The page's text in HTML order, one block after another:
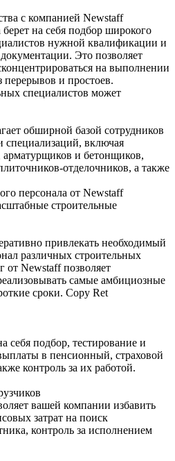
с компанией Newstaff
на себя подбор широкого
нужной квалификации и
Это позволяет
на выполнении
перерывов и простоев.
специалистов может
обширной базой сотрудников
включая
и бетонщиков,
отделочников, а также
персонала от Newstaff
строительные
привлекать необходимый
различных строительных
от Newstaff позволяет
самые амбициозные
сроки. Copy Ret
себя подбор, тестирование и
в пенсионный, страховой
контроль за их работой.
вашей компании избавить
затрат на поиск
контроль за исполнением